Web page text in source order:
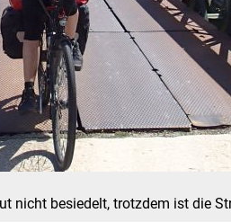
nicht besiedelt, trotzdem ist die